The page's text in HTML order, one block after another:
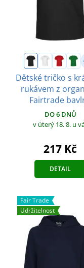
Dětské tričko s
rukávem z
Fairtrade
DO 6 DNŮ
v úterý 18. 8. u
217 Kč
DETAIL
Fair Trade
Udržitelnost